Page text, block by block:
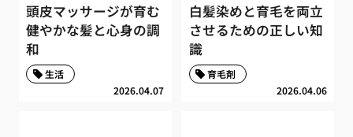
頭皮マッサージが育む
健やかな髪と心身の調
和
2026.04.07
生活
白髪染めと育毛を両立
させるための正しい知
識
2026.04.06
育毛剤